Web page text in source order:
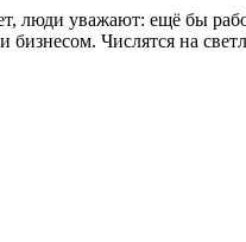
люди уважают: ещё бы
Числятся на